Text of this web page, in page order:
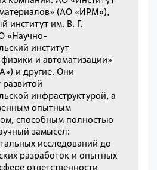
(АО «ИРМ»),
институт им. В. Г.
«Научно-
институт
и автоматизации»
и другие. Они
инфраструктурой, а
опытным
способным полностью
замысел:
исследований до
разработок и опытных
ответственности